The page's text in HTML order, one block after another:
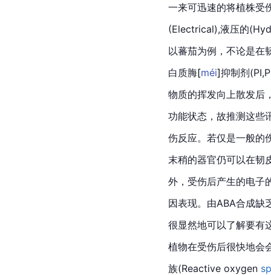
一来可迅速的将植株受
(Electrical),液压的
以蕃茄为例，不论是在
白质脢[méi]抑制剂
物质的挥发向上散发后
功能状态，故推测这些
伤反应。若仅是一般的
末稍的器官仍可以在韧
外，受伤后产生的电
因表现。由ABA合成缺
很显然地可以了解要有
植物在受伤后很快地
族(Reactive oxygen